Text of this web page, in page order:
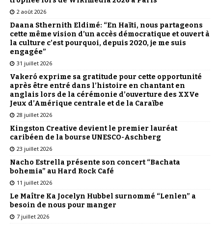
2 août 2026
Daana Sthernith Eldimé: “En Haïti, nous partageons
cette même vision d’un accès démocratique et ouvert à
la culture c’est pourquoi, depuis 2020, je me suis
engagée”
31 juillet 2026
Vakeró exprime sa gratitude pour cette opportunité
après être entré dans l’histoire en chantant en
anglais lors de la cérémonie d’ouverture des XXVe
Jeux d’Amérique centrale et de la Caraïbe
28 juillet 2026
Kingston Creative devient le premier lauréat
caribéen de la bourse UNESCO-Aschberg
23 juillet 2026
Nacho Estrella présente son concert “Bachata
bohemia” au Hard Rock Café
11 juillet 2026
Le Maître Ka Jocelyn Hubbel surnommé “Lenlen” a
besoin de nous pour manger
7 juillet 2026